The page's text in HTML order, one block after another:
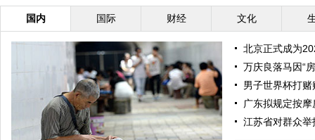
国内 国际 财经 文化
北京正式成为
万庆良落马因“
男子世界杯打
广东拟规定按
江苏省对群众